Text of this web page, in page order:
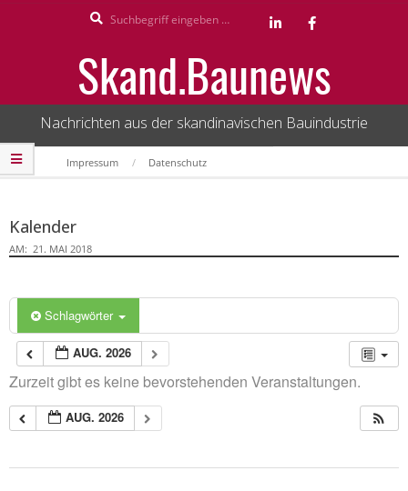
Skand.Baunews
Nachrichten aus der skandinavischen Bauindustrie
Secondary
Navigation
Impressum Datenschutz
Kalender
AM: 21. MAI 2018
Schlagwörter
AUG. 2026
Zurzeit gibt es keine bevorstehenden Veranstaltungen.
AUG. 2026